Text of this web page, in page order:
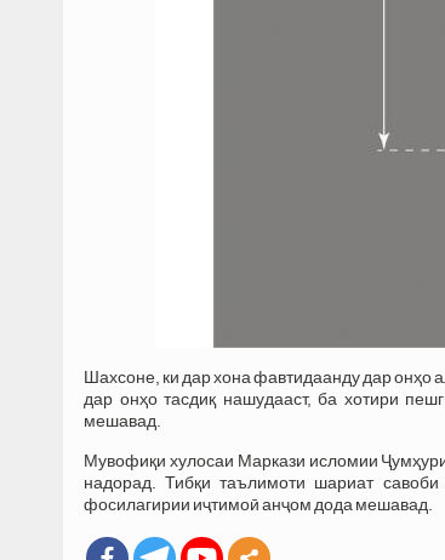
Шахсоне, ки дар хона фавтидаанду дар
дар онҳо тасдиқ нашудааст, ба хотири
мешавад.
Мувофиқи хулосаи Маркази исломии
надорад. Тибқи таълимоти шариат
фосилагирии иҷтимоӣ анҷом дода мешавад.